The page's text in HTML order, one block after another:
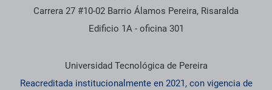
Carrera 27 #10-02 Barrio Álamos Pereira, Risaralda
Edificio 1A - oficina 301
Información institucional
Universidad Tecnológica de Pereira
Reacreditada institucionalmente en 2021, con vigencia de